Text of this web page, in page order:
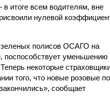
итоге всем водителям, вне
нулевой
полисов ОСАГО на
поспособствует уменьшению
некоторые
того, что новые розовые
сообщает